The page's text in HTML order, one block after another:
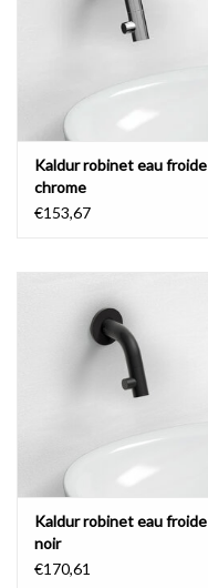
Accessoires de salle de bain
pièce de rechange
Kaldur robinet eau froide
chrome
€153,67
Kaldur robinet eau froide
noir
€170,61